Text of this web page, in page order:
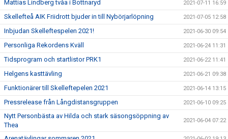
Mattias Lindberg tvåa i Bottnaryd 2021-07-11 16:59
Skellefteå AIK Friidrott bjuder in till Nybörjarlöpning 2021-07-05 12:58
Inbjudan Skelleftespelen 2021! 2021-06-30 09:54
Personliga Rekordens Kväll 2021-06-24 11:31
Tidsprogram och startlistor PRK1 2021-06-22 11:41
Helgens kasttävling 2021-06-21 09:38
Funktionärer till Skelleftepelen 2021 2021-06-14 13:15
Pressrelease från Långdistansgruppen 2021-06-10 09:25
Nytt Personbästa av Hilda och stark säsongsöppning av
Thea
2021-06-04 07:22